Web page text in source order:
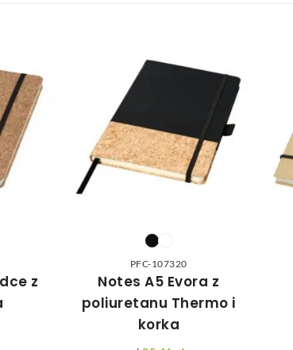
z
PFC-107320
Notes A5 Evora z
poliuretanu Thermo i
korka